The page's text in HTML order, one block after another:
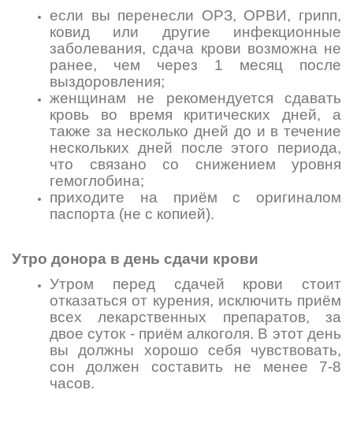
если вы перенесли ОРЗ, ОРВИ, грипп,
ковид или другие инфекционные
заболевания, сдача крови возможна не
ранее, чем через 1 месяц после
выздоровления;
женщинам не рекомендуется сдавать
кровь во время критических дней, а
также за несколько дней до и в течение
нескольких дней после этого периода,
что связано со снижением уровня
гемоглобина;
приходите на приём с оригиналом
паспорта (не с копией).
Утро донора в день сдачи крови
Утром перед сдачей крови стоит
отказаться от курения, исключить приём
всех лекарственных препаратов, за
двое суток - приём алкоголя. В этот день
вы должны хорошо себя чувствовать,
сон должен составить не менее 7-8
часов.